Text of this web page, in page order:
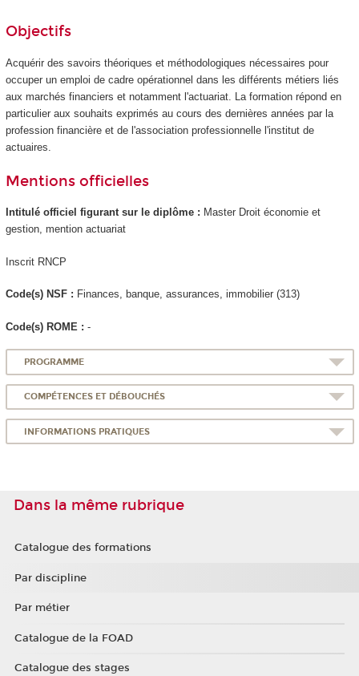
Objectifs
Acquérir des savoirs théoriques et méthodologiques nécessaires pour
occuper un emploi de cadre opérationnel dans les différents métiers liés
aux marchés financiers et notamment l'actuariat. La formation répond en
particulier aux souhaits exprimés au cours des dernières années par la
profession financière et de l'association professionnelle l'institut de
actuaires.
Mentions officielles
Intitulé officiel figurant sur le diplôme : Master Droit économie et
gestion, mention actuariat
Inscrit RNCP
Code(s) NSF : Finances, banque, assurances, immobilier (313)
Code(s) ROME : -
PROGRAMME
COMPÉTENCES ET DÉBOUCHÉS
INFORMATIONS PRATIQUES
Dans la même rubrique
Catalogue des formations
Par discipline
Par métier
Catalogue de la FOAD
Catalogue des stages